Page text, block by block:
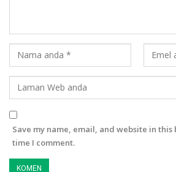
Save my name, email, and website in
time I comment.